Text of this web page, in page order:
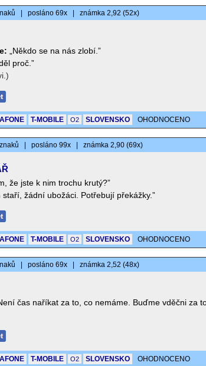
posláno 69x známka 2,92 (52x)
„Někdo se na nás zlobí.”
proč.”
T-MOBILE O2 SLOVENSKO OHODNOCENO
posláno 99x známka 2,90 (69x)
že jste k nim trochu krutý?”
staří, žádní ubožáci. Potřebují překážky.”
T-MOBILE O2 SLOVENSKO OHODNOCENO
posláno 69x známka 2,52 (48x)
čas naříkat za to, co nemáme. Buďme vděčni za
T-MOBILE O2 SLOVENSKO OHODNOCENO